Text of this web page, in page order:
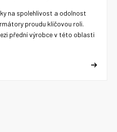
na spolehlivost a odolnost
proudu klíčovou roli.
přední výrobce v této oblasti